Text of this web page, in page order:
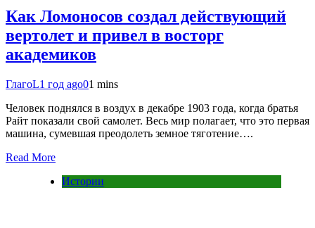
Как Ломоносов создал действующий
вертолет и привел в восторг
академиков
ГлагоL1 год ago01 mins
Человек поднялся в воздух в декабре 1903 года, когда братья
Райт показали свой самолет. Весь мир полагает, что это первая
машина, сумевшая преодолеть земное тяготение….
Read More
Истории